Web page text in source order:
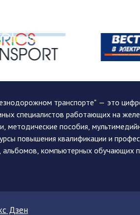
транспорте" — это
специалистов работающих на
пособия,
повышения квалификации и
альбомов, компьютерных обучающих
Дзен